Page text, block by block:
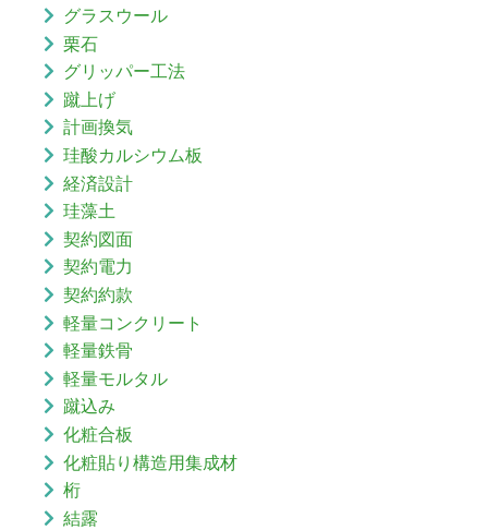
グラスウール
栗石
グリッパー工法
蹴上げ
計画換気
珪酸カルシウム板
経済設計
珪藻土
契約図面
契約電力
契約約款
軽量コンクリート
軽量鉄骨
軽量モルタル
蹴込み
化粧合板
化粧貼り構造用集成材
桁
結露